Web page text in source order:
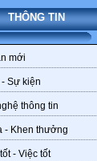
THÔNG TIN
mới
Sự kiện
thông tin
- Khen thưởng
- Việc tốt